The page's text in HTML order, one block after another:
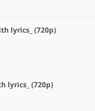
lyrics_ (720p)
lyrics_ (720p)